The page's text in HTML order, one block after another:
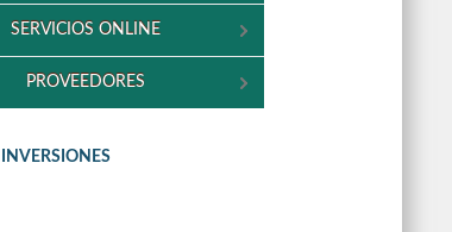
SERVICIOS ONLINE
PROVEEDORES
INVERSIONES